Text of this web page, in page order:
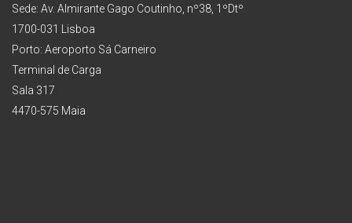
Sede: Av. Almirante Gago Coutinho, nº38, 1ºDtº
1700-031 Lisboa
Porto: Aeroporto Sá Carneiro
Terminal de Carga
Sala 317
4470-575 Maia